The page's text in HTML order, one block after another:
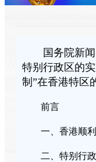
国务院新闻
特别行政区的
制”在香港特
前言
一、香港顺利
二、特别行政